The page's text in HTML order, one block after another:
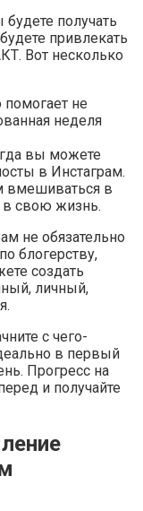
получать
привлекать
Вот несколько
помогает не
неделя
вы можете
в Инстаграм.
вмешиваться в
в свою жизнь.
не обязательно
блогерству,
создать
личный,
с чего-
в первый
Прогресс на
и получайте